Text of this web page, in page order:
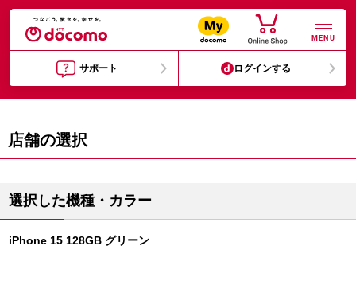
MENU
サポート ログインする
店舗の選択
選択した機種・カラー
iPhone 15 128GB グリーン